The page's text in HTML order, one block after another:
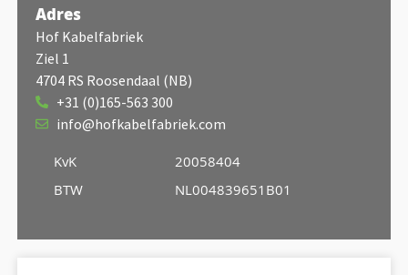
Adres
Hof Kabelfabriek
Ziel 1
4704 RS Roosendaal (NB)
+31 (0)165-563 300
info@hofkabelfabriek.com
KvK
BTW
20058404
NL004839651B01